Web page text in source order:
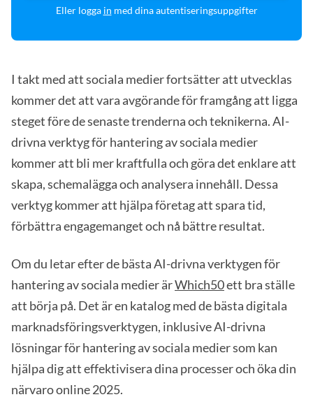
Eller logga in med dina autentiseringsuppgifter
I takt med att sociala medier fortsätter att utvecklas
kommer det att vara avgörande för framgång att ligga
steget före de senaste trenderna och teknikerna. AI-
drivna verktyg för hantering av sociala medier
kommer att bli mer kraftfulla och göra det enklare att
skapa, schemalägga och analysera innehåll. Dessa
verktyg kommer att hjälpa företag att spara tid,
förbättra engagemanget och nå bättre resultat.
Om du letar efter de bästa AI-drivna verktygen för
hantering av sociala medier ärWhich50ett bra ställe
att börja på. Det är en katalog med de bästa digitala
marknadsföringsverktygen, inklusive AI-drivna
lösningar för hantering av sociala medier som kan
hjälpa dig att effektivisera dina processer och öka din
närvaro online 2025.